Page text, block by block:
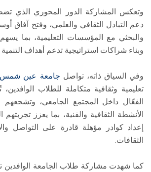
وتعكس المشاركة الدور المحوري الذي
دعم التبادل الثقافي والعلمي، وفتح آفاق
والبحثي مع المؤسسات التعليمية، بما
وبناء شراكات استراتيجية تدعم أهداف
وفي السياق ذاته، تواصل جامعة عين شمس
تعليمية وثقافية متكاملة للطلاب
الفعّال داخل المجتمع الجامعي،
الأنشطة الثقافية والفنية، بما يعزز
إعداد كوادر مؤهلة قادرة على التواصل
الثقافات.
كما شهدت مشاركة طلاب الجامعة الوافدين